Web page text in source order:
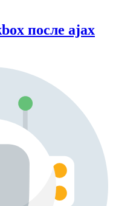
после ajax